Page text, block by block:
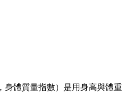
身體質量指數）是用身高與體重